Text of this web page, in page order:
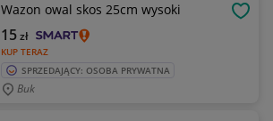
Wazon owal skos 25cm wysoki
KUP TERAZ
15zł
SPRZEDAJĄCY: OSOBA PRYWATNA
Buk